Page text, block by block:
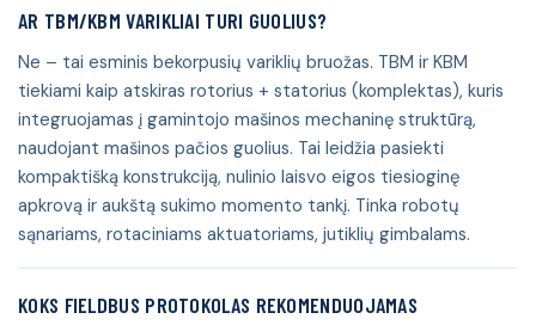
AR TBM/KBM VARIKLIAI TURI GUOLIUS?
Ne – tai esminis bekorpusių variklių bruožas. TBM ir KBM
tiekiami kaip atskiras rotorius + statorius (komplektas), kuris
integruojamas į gamintojo mašinos mechaninę struktūrą,
naudojant mašinos pačios guolius. Tai leidžia pasiekti
kompaktišką konstrukciją, nulinio laisvo eigos tiesioginę
apkrovą ir aukštą sukimo momento tankį. Tinka robotų
sąnariams, rotaciniams aktuatoriams, jutiklių gimbalams.
KOKS FIELDBUS PROTOKOLAS REKOMENDUOJAMAS